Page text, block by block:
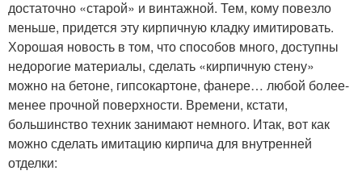
достаточно «старой» и винтажной. Тем, кому повезло
меньше, придется эту кирпичную кладку имитировать.
Хорошая новость в том, что способов много, доступны
недорогие материалы, сделать «кирпичную стену»
можно на бетоне, гипсокартоне, фанере… любой более-
менее прочной поверхности. Времени, кстати,
большинство техник занимают немного. Итак, вот как
можно сделать имитацию кирпича для внутренней
отделки: